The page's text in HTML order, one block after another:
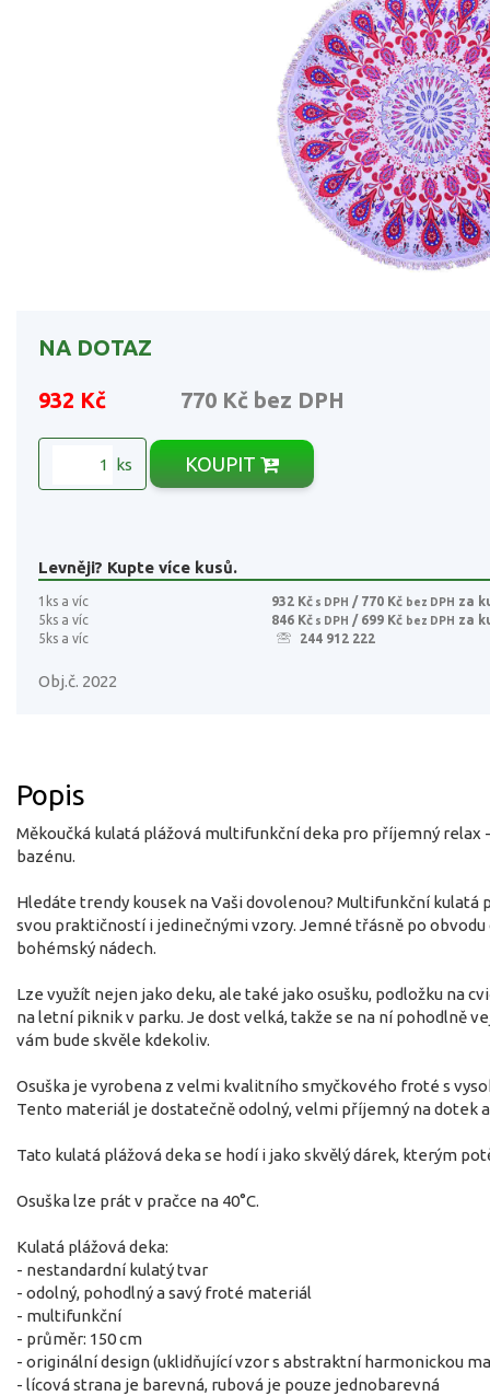
NA DOTAZ
932 Kč 770 Kč bez DPH
ks KOUPIT
Levněji? Kupte více kusů.
1ks a víc 932 Kč s DPH / 770 Kč bez DPH za
5ks a víc
846 Kč s DPH / 699 Kč bez DPH za
5ks a víc
244 912 222
Obj.č. 2022
Popis
Měkoučká kulatá plážová multifunkční deka pro příjemný
bazénu.
Hledáte trendy kousek na Vaši dovolenou? Multifunkční kulatá
svou praktičností i jedinečnými vzory. Jemné třásně po
bohémský nádech.
Lze využít nejen jako deku, ale také jako osušku, podložku na
na letní piknik v parku. Je dost velká, takže se na ní pohodlně
vám bude skvěle kdekoliv.
Osuška je vyrobena z velmi kvalitního smyčkového froté s
Tento materiál je dostatečně odolný, velmi příjemný na dotek
Tato kulatá plážová deka se hodí i jako skvělý dárek, kterým
Osuška lze prát v pračce na 40°C.
Kulatá plážová deka:
- nestandardní kulatý tvar
- odolný, pohodlný a savý froté materiál
- multifunkční
- průměr: 150 cm
- originální design (uklidňující vzor s abstraktní harmonickou
- lícová strana je barevná, rubová je pouze jednobarevná